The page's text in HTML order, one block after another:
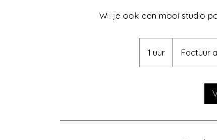
Wil je ook een mooi studio
1 uur
u
Factuur